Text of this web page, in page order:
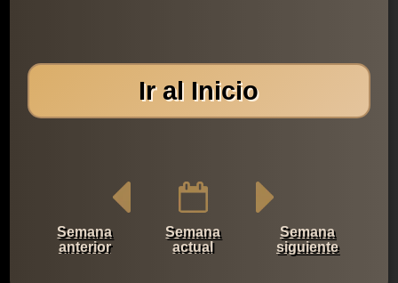
Ir al Inicio
Semana
anterior
Semana
actual
Semana
siguiente